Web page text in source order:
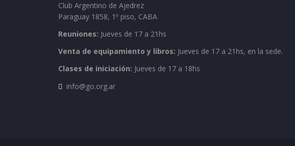
Club Argentino de Ajedrez
Paraguay 1858, 1º piso, CABA
Reuniones: Jueves de 17 a 21hs
Venta de equipamiento y libros: Jueves de 17 a 21hs, en la sede.
Clases de iniciación: Jueves de 17 a 18hs
info@go.org.ar